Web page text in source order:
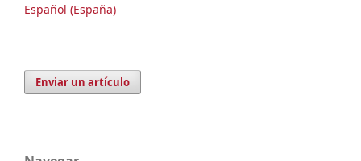
Español (España)
Enviar un artículo